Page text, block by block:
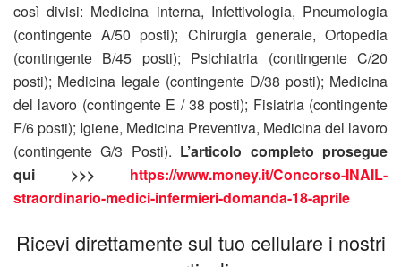
così divisi: Medicina interna, Infettivologia, Pneumologia
(contingente A/50 posti); Chirurgia generale, Ortopedia
(contingente B/45 posti); Psichiatria (contingente C/20
posti); Medicina legale (contingente D/38 posti); Medicina
del lavoro (contingente E / 38 posti); Fisiatria (contingente
F/6 posti); Igiene, Medicina Preventiva, Medicina del lavoro
(contingente G/3 Posti). L’articolo completo prosegue
qui >>> https://www.money.it/Concorso-INAIL-
straordinario-medici-infermieri-domanda-18-aprile
Ricevi direttamente sul tuo cellulare i nostri